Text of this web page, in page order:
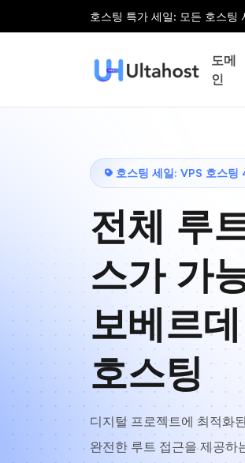
호스팅 특가 세일: 모든 호스팅
도메
인
호스팅 세일: VPS 호스팅
전체 루
스가 가
보베르
호스팅
디지털 프로젝트에 최적화
완전한 루트 접근을 제공하